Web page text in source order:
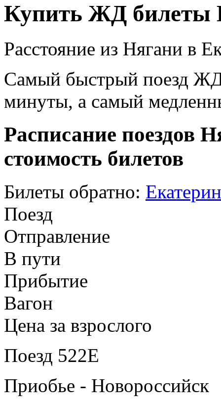
Купить ЖД билеты
Расстояние из Нягани в
Самый быстрый поезд ЖД
минуты, а самый
Расписание поездов
стоимость билетов
Билеты обратно:
Поезд
Отправление
В пути
Прибытие
Вагон
Цена за взрослого
Поезд 522Е
Приобье - Новороссийск